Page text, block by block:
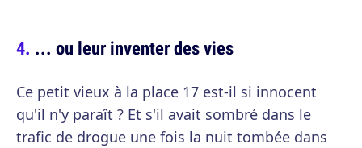
... ou leur inventer des vies
Ce petit vieux à la place 17 est-il si innocent
qu'il n'y paraît ? Et s'il avait sombré dans le
trafic de drogue une fois la nuit tombée dans